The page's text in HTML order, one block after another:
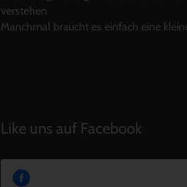
verstehen
Manchmal braucht es einfach eine
Like uns auf Facebook